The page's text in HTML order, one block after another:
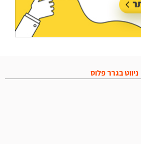
ניווט בגרר פלוס